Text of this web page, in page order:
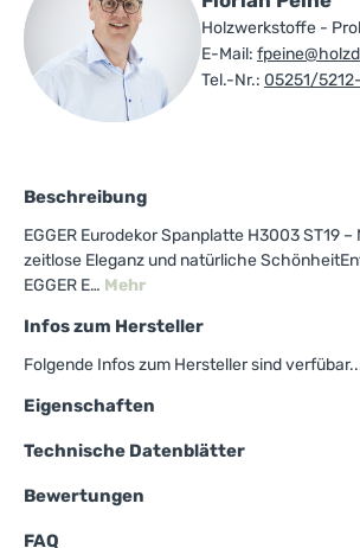
Holzwerkstoffe -
E-Mail:
Tel.-Nr.: 05251/
Beschreibung
EGGER Eurodekor Spanplatte H3003 ST19
zeitlose Eleganz und natürliche
EGGER E… Mehr
Infos zum Hersteller
Folgende Infos zum Hersteller sind
Eigenschaften
Technische Datenblätter
Bewertungen
FAQ